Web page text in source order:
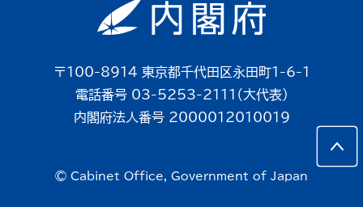
〒100-8914 東京都千代田区永田町1-6-1
電話番号 03-5253-2111（大代表）
内閣府法人番号 2000012010019
© Cabinet Office, Government of Japan